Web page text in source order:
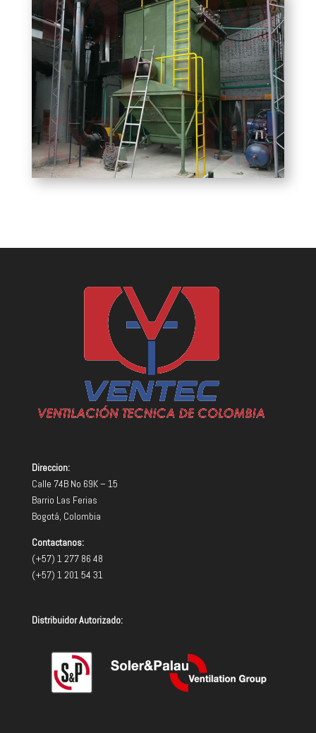
Direccion:
Calle 74B No 69K – 15
Barrio Las Ferias
Bogotá, Colombia
Contactanos:
(+57) 1 277 86 48
(+57) 1 201 54 31
Distribuidor Autorizado: